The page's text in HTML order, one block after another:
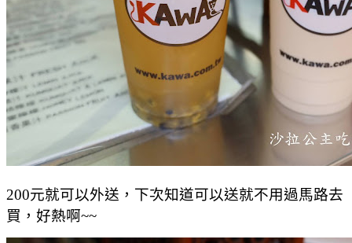
200元就可以外送，下次知道可以送就不用過馬路去
買，好熱啊~~